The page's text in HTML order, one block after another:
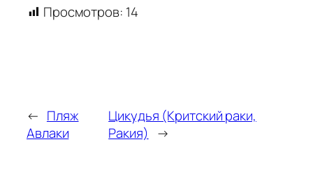
Просмотров: 14
← Пляж
Авлаки
Цикудья (Критский раки,
Ракия) →